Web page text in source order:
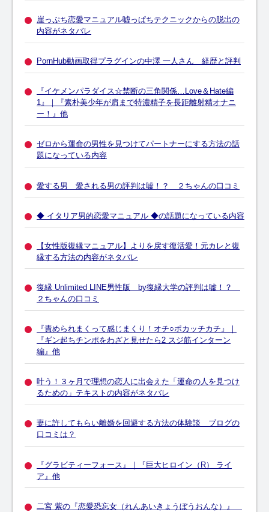
崖っぷち恋愛マニュアル嘘っぱちテクニックからの脱出の
内容がネタバレ
PornHub動画取得プラグインの中澤 一人さん 経歴と評判
『イケメンパラダイス☆禁断の三角関係…Love＆Hate編
1』｜『素朴美少年が肩まで特濃精子を長距離射精オナニ
ー！』他
ゼロから運命の男性を見つけてパートナーにする方法の話
題になっている内容
愛する男 愛される男の評判は嘘！？ ２ちゃんの口コミ
◆ イタリア男的恋愛マニュアル ◆の話題になっている内容
【女性版復縁マニュアル】よりを戻す復活愛！元カレと復
縁する方法の内容がネタバレ
復縁 Unlimited LINE男性版 by復縁大学の評判は嘘！？
２ちゃんの口コミ
『責められまくって感じまくり！オチ○ポカッチカチ』｜
『ギン起ちチンポをわざと見せたら2 スジ筋インターン
編』他
叶う！３ヶ月で理想の恋人に出会えた「運命の人を見つけ
るための」テキストの内容がネタバレ
妻に許してもらい離婚を回避する方法の体験談 ブログの
口コミは？
『グラビティーフォース』｜『巨大ヒロイン（R） ライ
ア』他
二宮 紫の『恋愛恐忘女（れんあいきょうぼうおんな）』